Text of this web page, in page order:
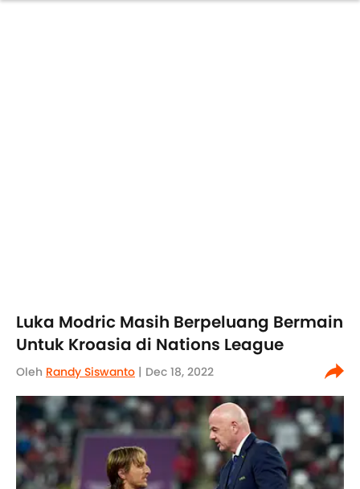
Luka Modric Masih Berpeluang Bermain
Untuk Kroasia di Nations League
Oleh Randy Siswanto | Dec 18, 2022